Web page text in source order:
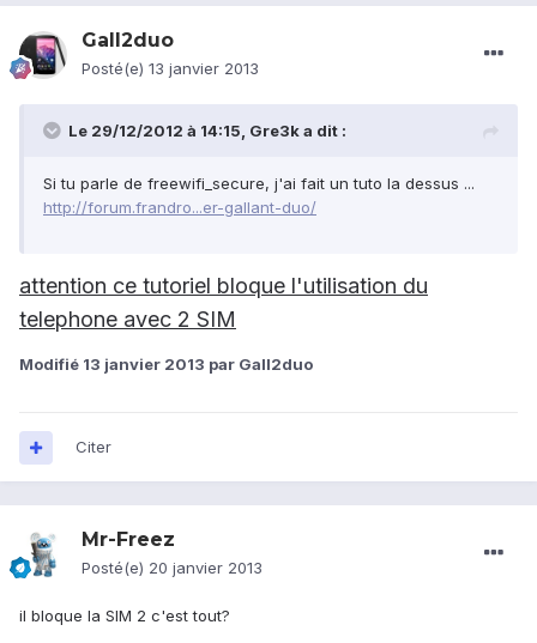
Gall2duo
Posté(e) 13 janvier 2013
Le 29/12/2012 à 14:15, Gre3k a dit :
Si tu parle de freewifi_secure, j'ai fait un tuto la dessus ...
http://forum.frandro...er-gallant-duo/
attention ce tutoriel bloque l'utilisation du
telephone avec 2 SIM
Modifié 13 janvier 2013 par Gall2duo
Citer
Mr-Freez
Posté(e) 20 janvier 2013
il bloque la SIM 2 c'est tout?